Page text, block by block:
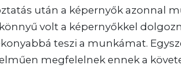
után a képernyők azonnal
volt a képernyőkkel
teszi a munkámat.
megfelelnek ennek a